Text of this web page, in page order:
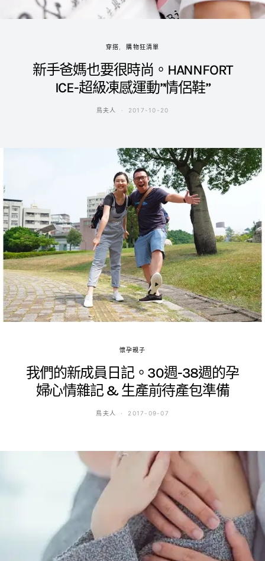
穿搭 購物狂清單
新手爸媽也要很時尚。HANNFORT
ICE-超級凍感運動”情侶鞋”
鳥夫人 2017-10-20
懷孕親子
我們的新成員日記。30週-38週的孕
婦心情雜記 & 生產前待產包準備
鳥夫人 2017-09-07